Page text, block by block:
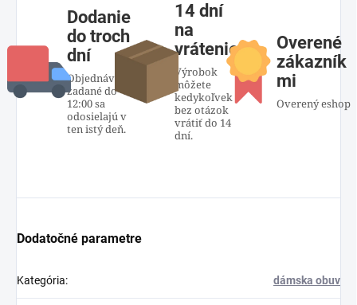
Dodanie
do troch
dní
Objednávky
zadané do
12:00 sa
odosielajú v
ten istý deň.
14 dní
na
vrátenie
Výrobok
môžete
kedykoľvek
bez otázok
vrátiť do 14
dní.
Overené
zákazník
mi
Overený eshop
Dodatočné parametre
Kategória: dámska obuv